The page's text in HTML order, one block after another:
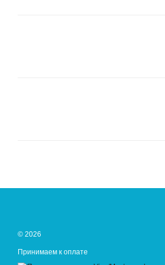
© 2026
Принимаем к оплате